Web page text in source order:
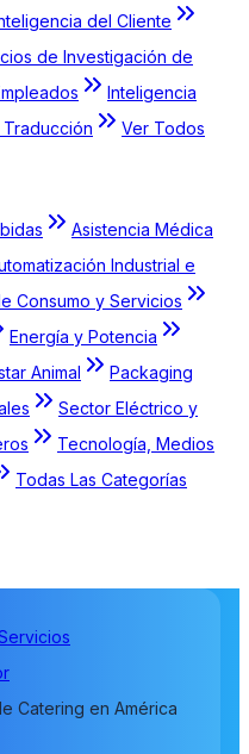
del Cliente
de Investigación de
Inteligencia
Ver Todos
Asistencia Médica
Industrial e
Consumo y Servicios
Energía y Potencia
Animal
Packaging
Sector Eléctrico y
Tecnología, Medios
Todas Las Categorías
Catering en América